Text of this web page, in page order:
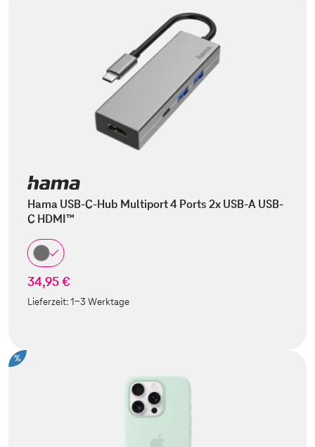
Hama USB-C-Hub Multiport 4 Ports 2x USB-A USB-
C HDMI™
34,95 €
Lieferzeit:1-3 Werktage
%